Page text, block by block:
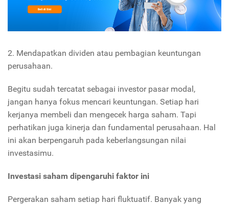
2. Mendapatkan dividen atau pembagian keuntungan
perusahaan.
Begitu sudah tercatat sebagai investor pasar modal,
jangan hanya fokus mencari keuntungan. Setiap hari
kerjanya membeli dan mengecek harga saham. Tapi
perhatikan juga kinerja dan fundamental perusahaan. Hal
ini akan berpengaruh pada keberlangsungan nilai
investasimu.
Investasi saham dipengaruhi faktor ini
Pergerakan saham setiap hari fluktuatif. Banyak yang